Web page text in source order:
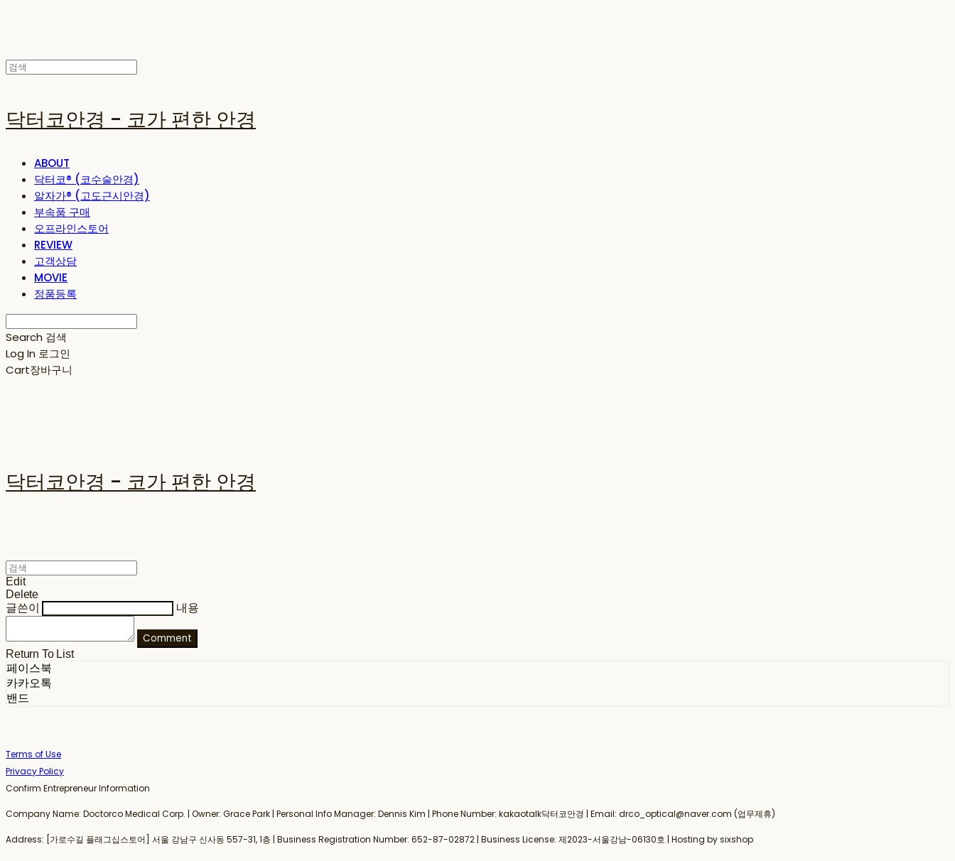
닥터코안경 - 코가 편한 안경
ABOUT
닥터코® (코수술안경)
알자가® (고도근시안경)
부속품 구매
오프라인스토어
REVIEW
고객상담
MOVIE
정품등록
Search 검색
Log In 로그인
Cart장바구니
닥터코안경 - 코가 편한 안경
Edit
Delete
글쓴이
내용
Comment
Return To List
페이스북
카카오톡
밴드
Terms of Use
Privacy Policy
Confirm Entrepreneur Information
Company Name: Doctorco Medical Corp. | Owner: Grace Park | Personal Info Manager: Dennis Kim | Phone Number: kakaotalk닥터코안경 | Email: drco_optical@naver.com (업무제휴)
Address: [가로수길 플래그십스토어] 서울 강남구 신사동 557-31, 1층 | Business Registration Number: 652-87-02872 | Business License: 제2023-서울강남-06130호 | Hosting by sixshop